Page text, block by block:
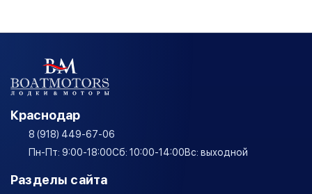
Краснодар
8 (918) 449-67-06
Пн-Пт: 9:00-18:00Сб: 10:00-14:00Вс: выходной
Разделы сайта